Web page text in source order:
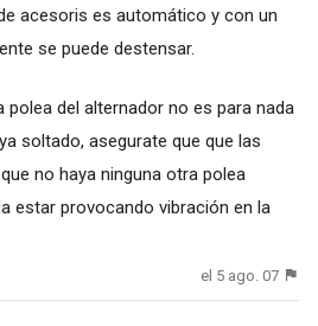
acesoris es automático y con un
se puede destensar.
polea del alternador no es para nada
soltado, asegurate que que las
no haya ninguna otra polea
estar provocando vibración en la
el 5 ago. 07